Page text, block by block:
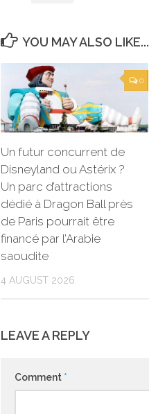
YOU MAY ALSO LIKE...
0
Un futur concurrent de
Disneyland ou Astérix ?
Un parc d’attractions
dédié à Dragon Ball près
de Paris pourrait être
financé par l’Arabie
saoudite
4 AUGUST 2026
LEAVE A REPLY
Comment *